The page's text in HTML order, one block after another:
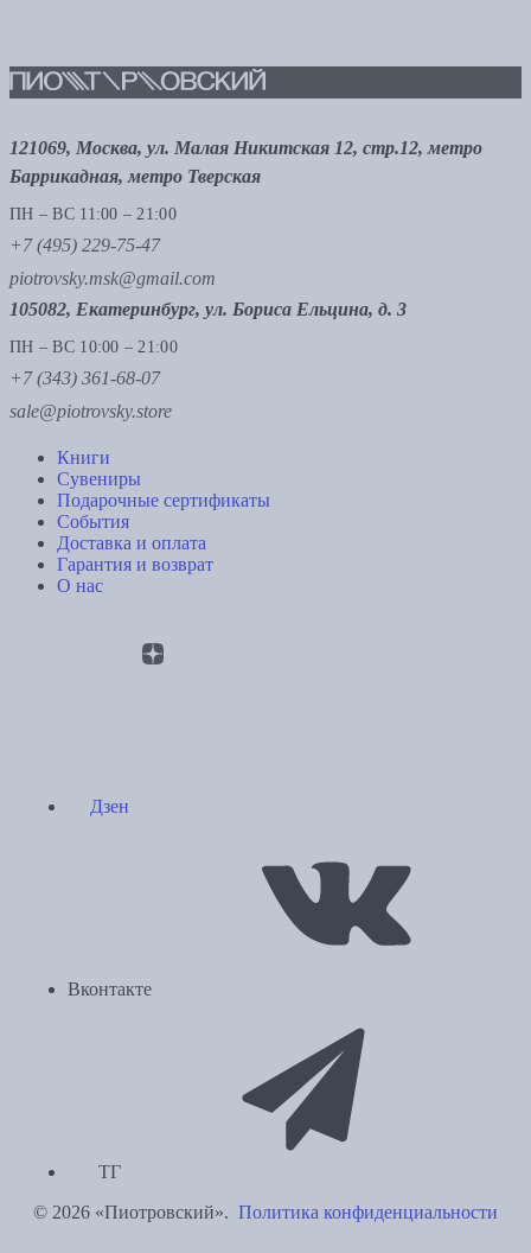
121069, Москва, ул. Малая Никитская 12, стр.12, метро
Баррикадная, метро Тверская
ПН – ВС 11:00 – 21:00
+7 (495) 229-75-47
piotrovsky.msk@gmail.com
105082, Екатеринбург, ул. Бориса Ельцина, д. 3
ПН – ВС 10:00 – 21:00
+7 (343) 361-68-07
sale@piotrovsky.store
Книги
Сувениры
Подарочные сертификаты
События
Доставка и оплата
Гарантия и возврат
О нас
Дзен
Вконтакте
ТГ
© 2026 «Пиотровский». Политика конфиденциальности